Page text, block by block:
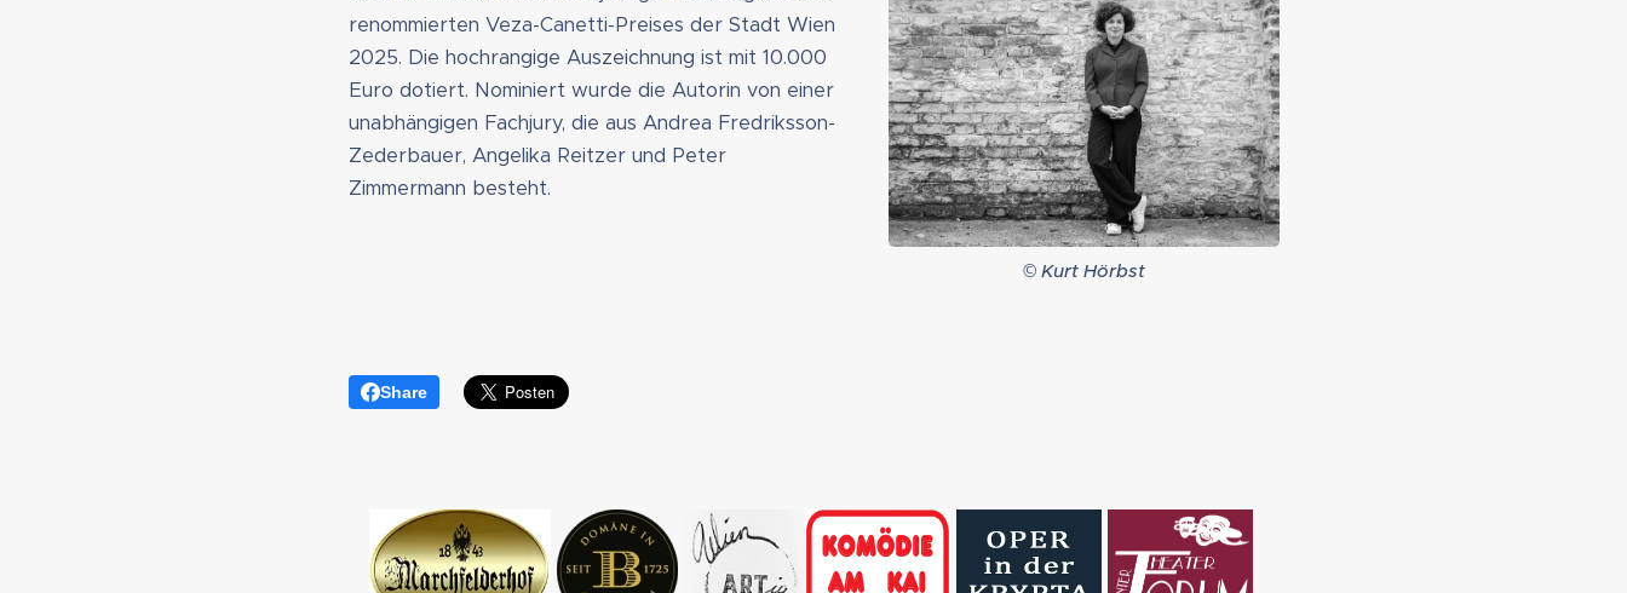
© Kurt Hörbst
renommierten Veza-Canetti-Preises der Stadt Wien
2025. Die hochrangige Auszeichnung ist mit 10.000
Euro dotiert. Nominiert wurde die Autorin von einer
unabhängigen Fachjury, die aus Andrea Fredriksson-
Zederbauer, Angelika Reitzer und Peter
Zimmermann besteht.
Share